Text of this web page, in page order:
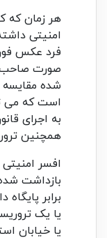
هر زمان که
امنیتی
فرد عکس
صورت صاحب
شده مقایسه
است که می
به اجرای
همچنین
افسر
بازداشت
برابر
یا یک